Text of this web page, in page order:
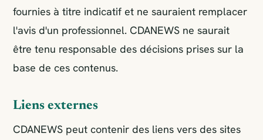
fournies à titre indicatif et ne sauraient remplacer
l'avis d'un professionnel. CDANEWS ne saurait
être tenu responsable des décisions prises sur la
base de ces contenus.
Liens externes
CDANEWS peut contenir des liens vers des sites